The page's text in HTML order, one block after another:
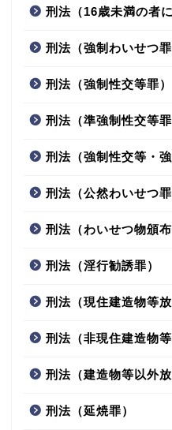
刑法（16歳未満の者
刑法（強制わいせつ罪
刑法（強制性交等罪）
刑法（準強制性交等
刑法（強制性交等・
刑法（公然わいせつ罪
刑法（わいせつ物頒布
刑法（淫行勧誘罪）
刑法（現住建造物等放
刑法（非現住建造物等
刑法（建造物等以外放
刑法（延焼罪）